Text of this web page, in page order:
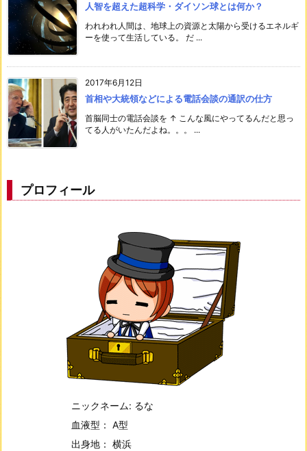
人智を超えた超科学・ダイソン球とは何か？
われわれ人間は、地球上の資源と太陽から受けるエネルギ
ーを使って生活している。 だ ...
2017年6月12日
首相や大統領などによる電話会談の通訳の仕方
首脳同士の電話会談を ↑ こんな風にやってるんだと思っ
てる人がいたんだよね。。。 ...
プロフィール
ニックネーム: るな
血液型： A型
出身地： 横浜